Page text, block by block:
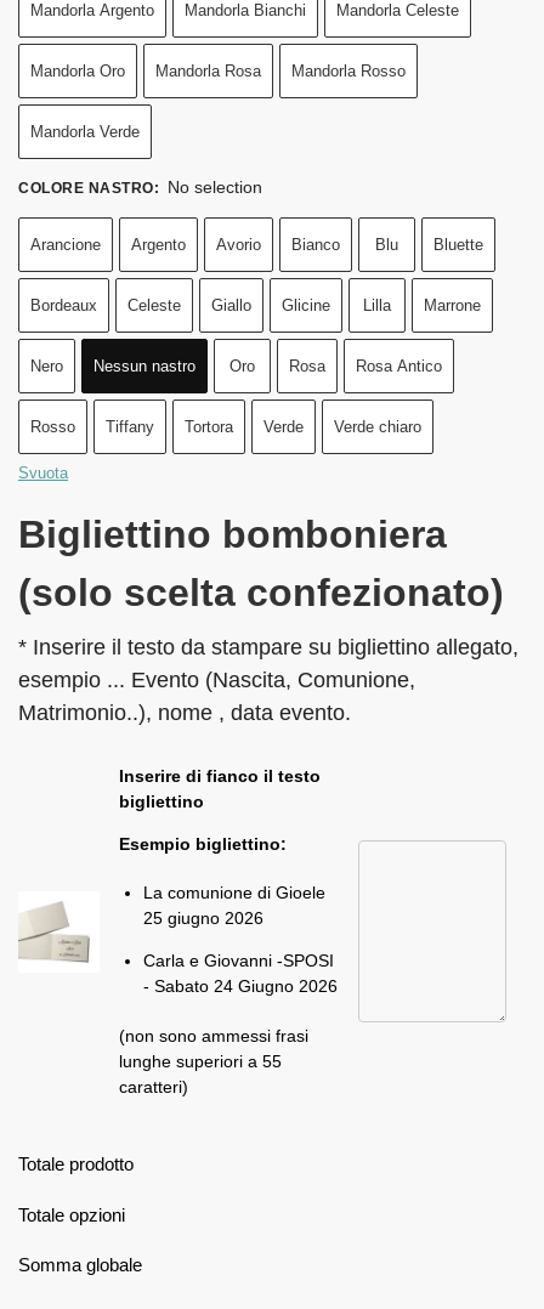
Mandorla Argento Mandorla Bianchi Mandorla Celeste
Mandorla Oro Mandorla Rosa Mandorla Rosso
Mandorla Verde
COLORE NASTRO: No selection
Arancione Argento Avorio Bianco Blu Bluette
Bordeaux Celeste Giallo Glicine Lilla Marrone
Nero Nessun nastro Oro Rosa Rosa Antico
Rosso Tiffany Tortora Verde Verde chiaro
Svuota
Bigliettino bomboniera
(solo scelta confezionato)
* Inserire il testo da stampare su bigliettino allegato,
esempio ... Evento (Nascita, Comunione,
Matrimonio..), nome , data evento.
Inserire di fianco il testo
bigliettino
Esempio bigliettino:
La comunione di Gioele
25 giugno 2026
Carla e Giovanni -SPOSI
- Sabato 24 Giugno 2026
(non sono ammessi frasi
lunghe superiori a 55
caratteri)
Totale prodotto
Totale opzioni
Somma globale